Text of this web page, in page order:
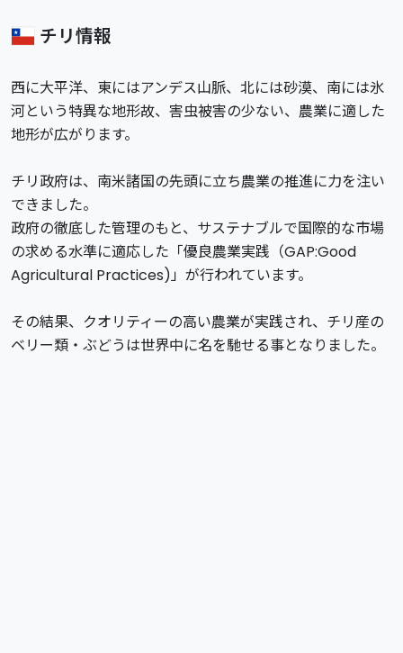
チリ情報
西に大平洋、東にはアンデス山脈、北には砂漠、南には氷
河という特異な地形故、害虫被害の少ない、農業に適した
地形が広がります。
チリ政府は、南米諸国の先頭に立ち農業の推進に力を注い
できました。
政府の徹底した管理のもと、サステナブルで国際的な市場
の求める水準に適応した「優良農業実践（GAP:Good
Agricultural Practices)」が行われています。
その結果、クオリティーの高い農業が実践され、チリ産の
ベリー類・ぶどうは世界中に名を馳せる事となりました。